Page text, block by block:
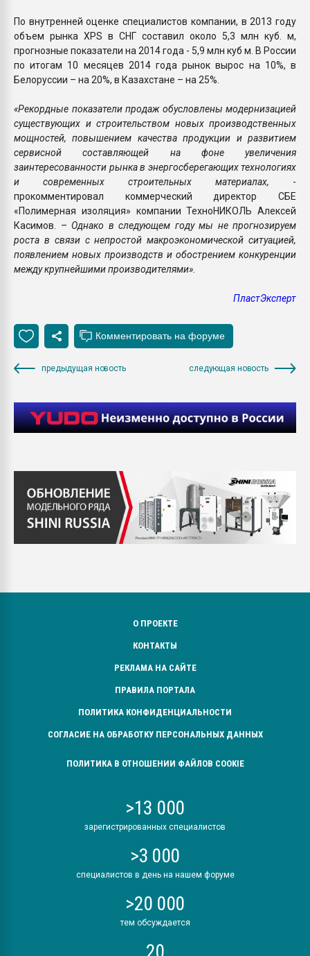
По внутренней оценке специалистов компании, в 2013 году
объем рынка XPS в СНГ составил около 5,3 млн куб. м,
прогнозные показатели на 2014 года - 5,9 млн куб м. В России
по итогам 10 месяцев 2014 года рынок вырос на 10%, в
Белоруссии – на 20%, в Казахстане – на 25%.
«Рекордные показатели продаж обусловлены модернизацией
существующих и строительством новых производственных
мощностей, повышением качества продукции и развитием
сервисной составляющей на фоне увеличения
заинтересованности рынка в энергосберегающих технологиях
и современных строительных материалах, -
прокомментировал коммерческий директор СБЕ
«Полимерная изоляция» компании ТехноНИКОЛЬ Алексей
Касимов. – Однако в следующем году мы не прогнозируем
роста в связи с непростой макроэкономической ситуацией,
появлением новых производств и обострением конкуренции
между крупнейшими производителями».
ПластЭксперт
предыдущая новость следующая новость
О ПРОЕКТЕ
КОНТАКТЫ
РЕКЛАМА НА САЙТЕ
ПРАВИЛА ПОРТАЛА
ПОЛИТИКА КОНФИДЕНЦИАЛЬНОСТИ
СОГЛАСИЕ НА ОБРАБОТКУ ПЕРСОНАЛЬНЫХ ДАННЫХ
ПОЛИТИКА В ОТНОШЕНИИ ФАЙЛОВ COOKIE
>13 000
зарегистрированных специалистов
>3 000
специалистов в день на нашем форуме
>20 000
тем обсуждается
20